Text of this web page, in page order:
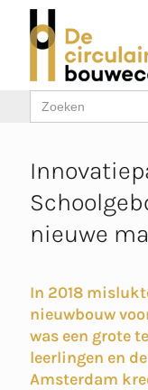
Zoek
naar:
nieuwe
In 2018
nieuwbouw
was een grote
leerlingen en
Amsterdam